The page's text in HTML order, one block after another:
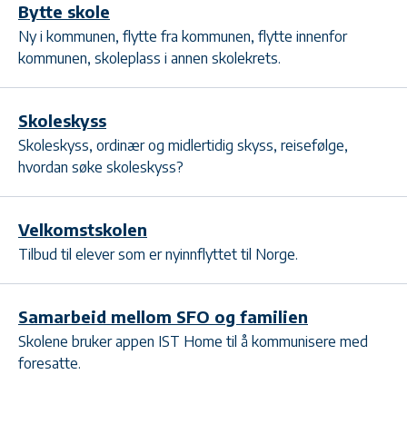
Bytte skole
Ny i kommunen, flytte fra kommunen, flytte innenfor
kommunen, skoleplass i annen skolekrets.
Skoleskyss
Skoleskyss, ordinær og midlertidig skyss, reisefølge,
hvordan søke skoleskyss?
Velkomstskolen
Tilbud til elever som er nyinnflyttet til Norge.
Samarbeid mellom SFO og familien
Skolene bruker appen IST Home til å kommunisere med
foresatte.